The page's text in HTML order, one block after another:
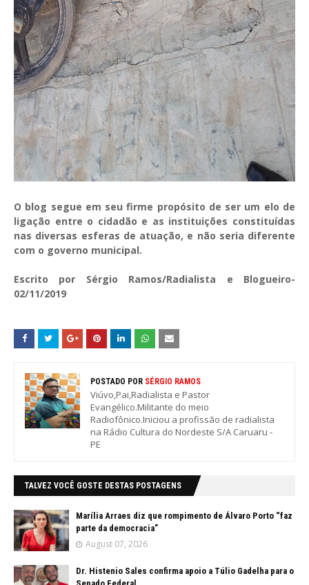
O blog segue em seu firme propósito de ser um elo de
ligação entre o cidadão e as instituições constituídas
nas diversas esferas de atuação, e não seria diferente
com o governo municipal.
Escrito por Sérgio Ramos/Radialista e Blogueiro-
02/11/2019
POSTADO POR SÉRGIO RAMOS
Viúvo,Pai,Radialista e Pastor
Evangélico.Militante do meio
Radiofônico.Iniciou a profissão de radialista
na Rádio Cultura do Nordeste S/A Caruaru -
PE
TALVEZ VOCÊ GOSTE DESTAS POSTAGENS
Marília Arraes diz que rompimento de Álvaro Porto “faz
parte da democracia”
August 07, 2026
Dr. Histenio Sales confirma apoio a Túlio Gadelha para o